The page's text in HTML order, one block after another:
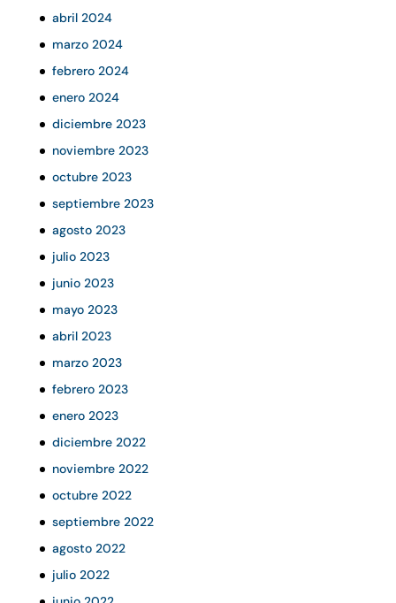
abril 2024
marzo 2024
febrero 2024
enero 2024
diciembre 2023
noviembre 2023
octubre 2023
septiembre 2023
agosto 2023
julio 2023
junio 2023
mayo 2023
abril 2023
marzo 2023
febrero 2023
enero 2023
diciembre 2022
noviembre 2022
octubre 2022
septiembre 2022
agosto 2022
julio 2022